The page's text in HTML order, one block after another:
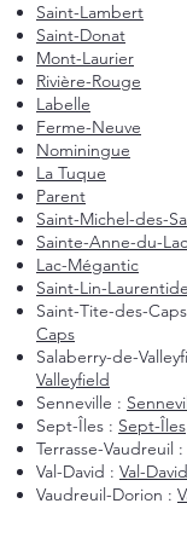
Saint-Lambert
Saint-Donat
Mont-Laurier
Rivière-Rouge
Labelle
Ferme-Neuve
Nominingue
La Tuque
Parent
Saint-Michel-des-
Sainte-Anne-du-Lac
Lac-Mégantic
Saint-Lin-
Saint-Tite-des-
Caps
Salaberry-de-
Valleyfield
Senneville :
Sept-Îles : Sept-Îles
Terrasse-Vaudreuil :
Val-David : Val-David
Vaudreuil-Dorion :